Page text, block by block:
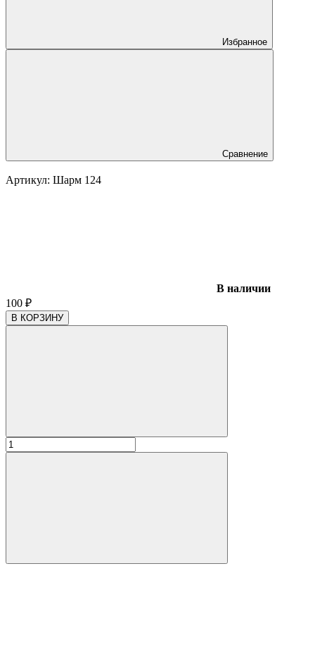
Избранное
Сравнение
Артикул: Шарм 124
В наличии
100 ₽
В КОРЗИНУ